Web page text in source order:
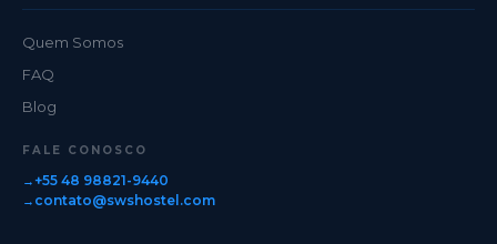
Quem Somos
FAQ
Blog
FALE CONOSCO
+55 48 98821-9440
contato@swshostel.com